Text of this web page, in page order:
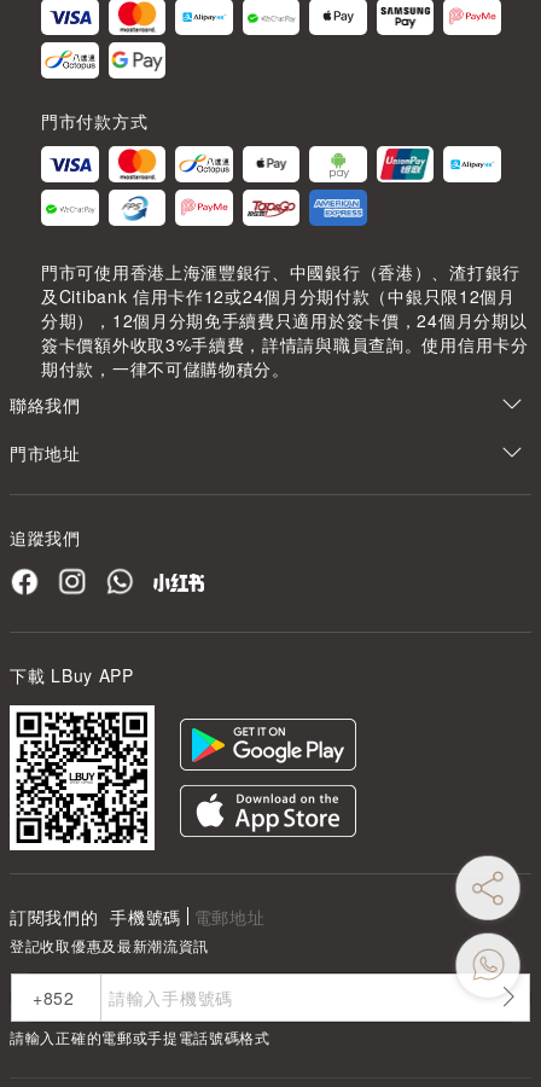
門市付款方式
門市可使用香港上海滙豐銀行、中國銀行（香港）、渣打銀行
及Citibank 信用卡作12或24個月分期付款（中銀只限12個月
分期），12個月分期免手續費只適用於簽卡價，24個月分期以
簽卡價額外收取3%手續費，詳情請與職員查詢。使用信用卡分
期付款，一律不可儲購物積分。
聯絡我們
門市地址
追蹤我們
下載 LBuy APP
訂閱我們的 手機號碼 電郵地址
登記收取優惠及最新潮流資訊
請輸入正確的電郵或手提電話號碼格式